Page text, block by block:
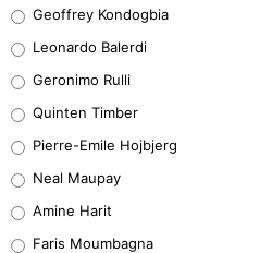
38%
32%
5%
1%
Geoffrey Kondogbia
Leonardo Balerdi
Geronimo Rulli
Quinten Timber
Pierre-Emile Hojbjerg
Neal Maupay
Amine Harit
Faris Moumbagna